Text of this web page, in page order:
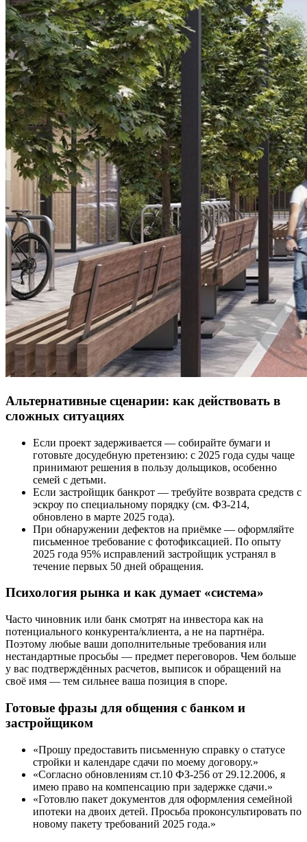
Альтернативные сценарии: как действовать в
сложных ситуациях
Если проект задерживается — собирайте бумаги и
готовьте досудебную претензию: с 2025 года суды чаще
принимают решения в пользу дольщиков, особенно
семей с детьми.
Если застройщик банкрот — требуйте возврата средств с
эскроу по специальному порядку (см. ФЗ-214,
обновлено в марте 2025 года).
При обнаружении дефектов на приёмке — оформляйте
письменное требование с фотофиксацией. По опыту
2025 года 95% исправлений застройщик устранял в
течение первых 50 дней обращения.
Психология рынка и как думает «система»
Часто чиновник или банк смотрят на инвестора как на
потенциального конкурента/клиента, а не на партнёра.
Поэтому любые ваши дополнительные требования или
нестандартные просьбы — предмет переговоров. Чем больше
у вас подтверждённых расчетов, выписок и обращений на
своё имя — тем сильнее ваша позиция в споре.
Готовые фразы для общения с банком и
застройщиком
«Прошу предоставить письменную справку о статусе
стройки и календаре сдачи по моему договору.»
«Согласно обновлениям ст.10 ФЗ-256 от 29.12.2006, я
имею право на компенсацию при задержке сдачи.»
«Готовлю пакет документов для оформления семейной
ипотеки на двоих детей. Просьба проконсультировать по
новому пакету требований 2025 года.»